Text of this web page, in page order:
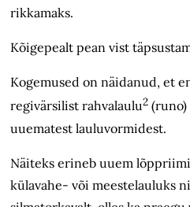
rikkamaks.
Kõigepealt pean vist
Kogemused on näidanud, et
regivärsilist rahvalaulu2 (runo)
uuematest laulu­vormidest.
Näiteks erineb uuem
külavahe- või meestelauluks